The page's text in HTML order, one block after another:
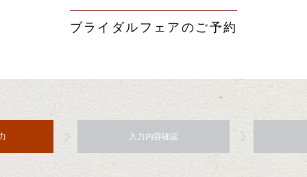
ブライダルフェアのご予約
入力内容確認